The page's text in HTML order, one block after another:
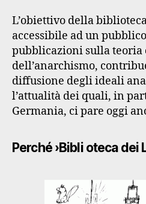
L’obiettivo della
accessibile ad un
pubblicazioni sulla teoria
dell’anarchismo,
diffusione degli ideali
l’attualità dei quali, in
Germania, ci pare oggi
Perché ›Bibli oteca dei